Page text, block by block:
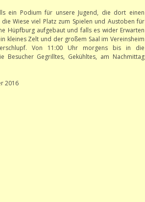
ein Podium für unsere Jugend, die dort einen
Wiese viel Platz zum Spielen und Austoben für
Hüpfburg aufgebaut und falls es wider Erwarten
kleines Zelt und der großem Saal im Vereinsheim
Von 11:00 Uhr morgens bis in die
Besucher Gegrilltes, Gekühltes, am Nachmittag
2016